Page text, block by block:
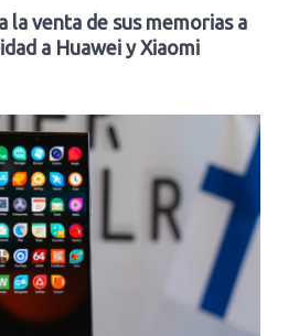
la venta de sus memorias a
a Huawei y Xiaomi